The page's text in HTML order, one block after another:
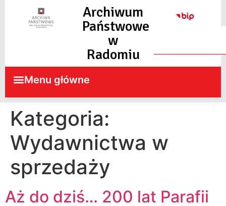
Archiwum
Państwowe
w
Radomiu
Kategoria:
Wydawnictwa w
sprzedaży
Aż do dziś… 200 lat Parafii